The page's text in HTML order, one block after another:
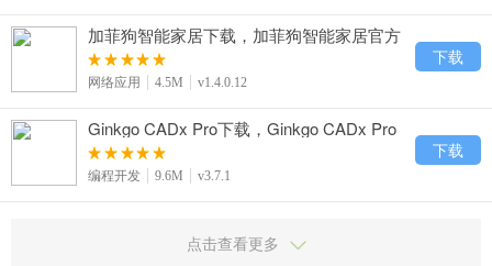
加菲狗智能家居下载，加菲狗智能家居官方
免费下载 v1.4.0.12
网络应用 4.5M v1.4.0.12
下载
Ginkgo CADx Pro下载，Ginkgo CADx Pro
官方免费下载 v3.7.1
编程开发 9.6M v3.7.1
下载
点击查看更多